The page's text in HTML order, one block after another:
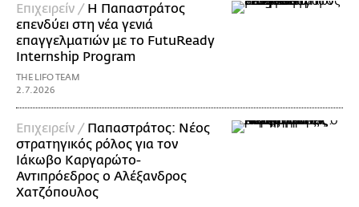
Επιχειρείν / Η Παπαστράτος
επενδύει στη νέα γενιά
επαγγελματιών με το FutuReady
Internship Program
THE LIFO TEAM
2.7.2026
Επιχειρείν / Παπαστράτος: Νέος
στρατηγικός ρόλος για τον
Ιάκωβο Καργαρώτο-
Αντιπρόεδρος ο Αλέξανδρος
Χατζόπουλος